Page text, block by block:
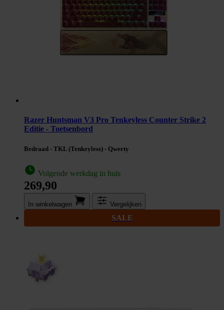
Razer Huntsman V3 Pro Tenkeyless Counter Strike 2
Editie - Toetsenbord
Bedraad - TKL (Tenkeyless) - Qwerty
Volgende werkdag in huis
269,90
In winkel­wagen Vergelijken
SALE